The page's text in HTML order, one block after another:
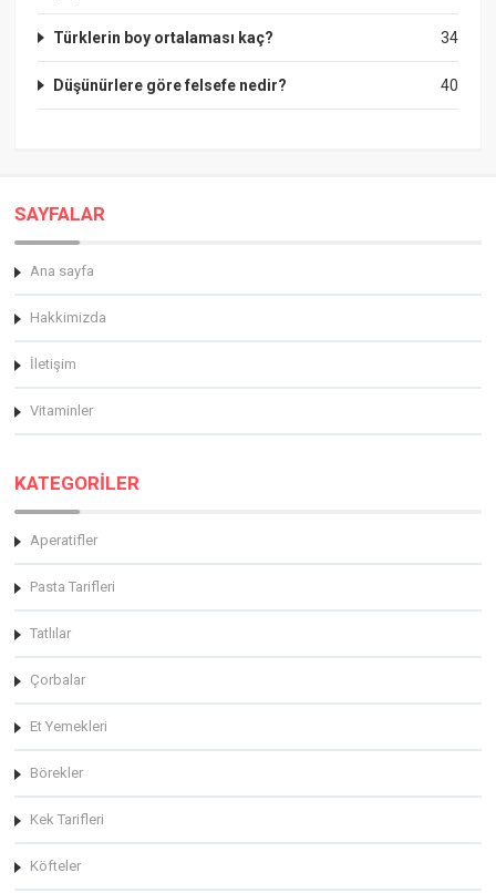
34
Türklerin boy ortalaması kaç?
40
Düşünürlere göre felsefe nedir?
SAYFALAR
Ana sayfa
Hakkimizda
İletişim
Vitaminler
KATEGORİLER
Aperatifler
Pasta Tarifleri
Tatlılar
Çorbalar
Et Yemekleri
Börekler
Kek Tarifleri
Köfteler